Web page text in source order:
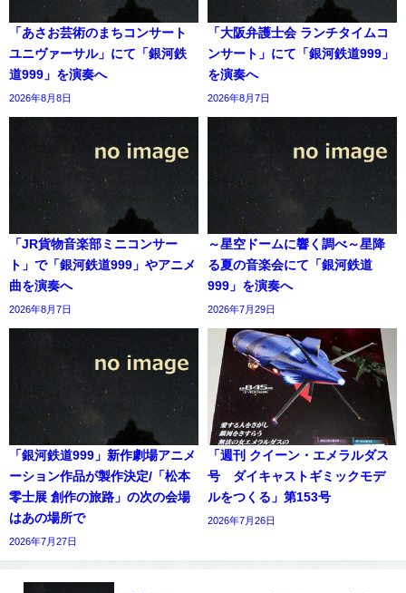
「あさお芸術のまちコンサート
ユニヴァーサル」にて「銀河鉄
道999」を演奏へ
2026年8月8日
「大阪弁護士会 ランチタイムコ
ンサート」にて「銀河鉄道999」
を演奏へ
2026年8月7日
「JR貨物音楽部ミニコンサー
ト」で「銀河鉄道999」やアニメ
曲を演奏へ
2026年8月7日
～星空ドームに響く調べ～星降
る夏の音楽会にて「銀河鉄道
999」を演奏へ
2026年7月29日
「銀河鉄道999」新作劇場アニメ
ーション作品が製作決定/「松本
零士展 創作の旅路」の次の会場
はあの場所で
2026年7月27日
「週刊 クイーン・エメラルダス
号 ダイキャストギミックモデ
ルをつくる」第153号
2026年7月26日